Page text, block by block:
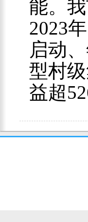
能。
2023
启动
型村
益超